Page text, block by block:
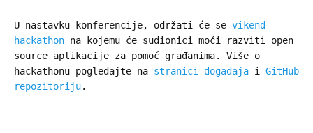
U nastavku konferencije, održati će se vikend
hackathon na kojemu će sudionici moći razviti open
source aplikacije za pomoć građanima. Više o
hackathonu pogledajte na stranici događaja i GitHub
repozitoriju.